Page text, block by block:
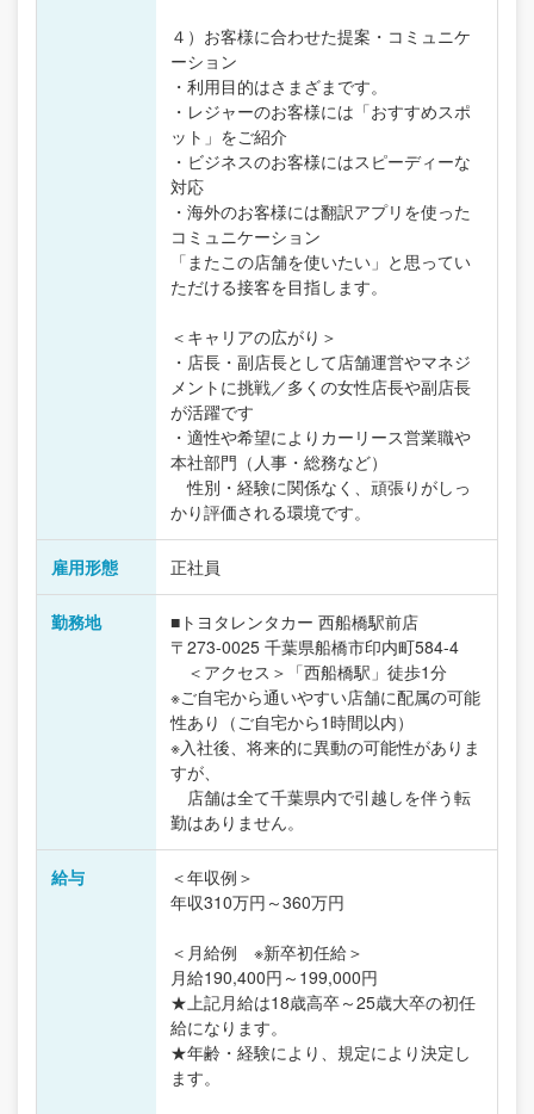
４）お客様に合わせた提案・コミュニケ
ーション
・利用目的はさまざまです。
・レジャーのお客様には「おすすめスポ
ット」をご紹介
・ビジネスのお客様にはスピーディーな
対応
・海外のお客様には翻訳アプリを使った
コミュニケーション
「またこの店舗を使いたい」と思ってい
ただける接客を目指します。
＜キャリアの広がり＞
・店長・副店長として店舗運営やマネジ
メントに挑戦／多くの女性店長や副店長
が活躍です
・適性や希望によりカーリース営業職や
本社部門（人事・総務など）
性別・経験に関係なく、頑張りがしっ
かり評価される環境です。
雇用形態 正社員
勤務地
■トヨタレンタカー 西船橋駅前店
〒273-0025 千葉県船橋市印内町584-4
＜アクセス＞「西船橋駅」徒歩1分
※ご自宅から通いやすい店舗に配属の可能
性あり（ご自宅から1時間以内）
※入社後、将来的に異動の可能性がありま
すが、
店舗は全て千葉県内で引越しを伴う転
勤はありません。
給与
＜年収例＞
年収310万円～360万円
＜月給例 ※新卒初任給＞
月給190,400円～199,000円
★上記月給は18歳高卒～25歳大卒の初任
給になります。
★年齢・経験により、規定により決定し
ます。